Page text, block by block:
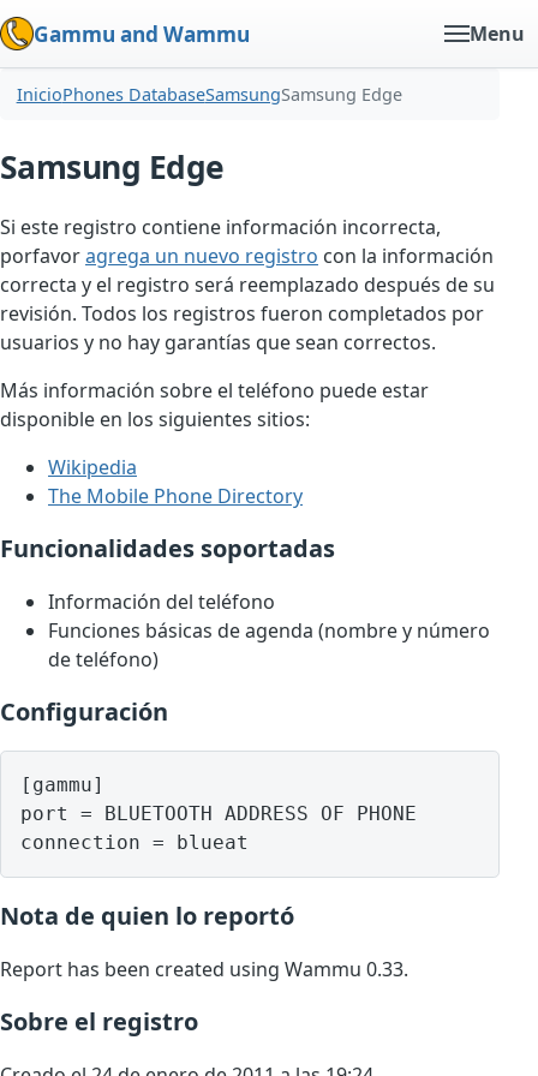
Gammu and Wammu Menu
InicioPhones DatabaseSamsungSamsung Edge
Samsung Edge
Si este registro contiene información incorrecta,
porfavoragrega un nuevo registro con la información
correcta y el registro será reemplazado después de su
revisión. Todos los registros fueron completados por
usuarios y no hay garantías que sean correctos.
Más información sobre el teléfono puede estar
disponible en los siguientes sitios:
Wikipedia
The Mobile Phone Directory
Funcionalidades soportadas
Información del teléfono
Funciones básicas de agenda (nombre y número
de teléfono)
Configuración
[gammu]
port = BLUETOOTH ADDRESS OF PHONE
Nota de quien lo reportó
Report has been created using Wammu 0.33.
Sobre el registro